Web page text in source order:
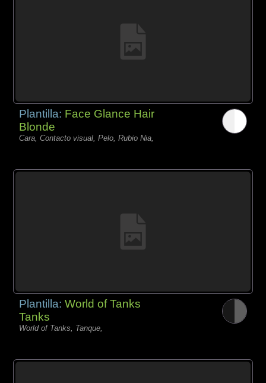
Plantilla: Face Glance Hair
Blonde
Cara, Contacto visual, Pelo, Rubio Nia,
Plantilla:World of Tanks
Tanks
World of Tanks, Tanque,